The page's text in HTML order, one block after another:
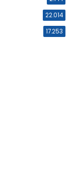
22.014
17.253